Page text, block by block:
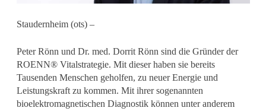
Staudernheim (ots) –
Peter Rönn und Dr. med. Dorrit Rönn sind die Gründer der
ROENN® Vitalstrategie. Mit dieser haben sie bereits
Tausenden Menschen geholfen, zu neuer Energie und
Leistungskraft zu kommen. Mit ihrer sogenannten
bioelektromagnetischen Diagnostik können unter anderem